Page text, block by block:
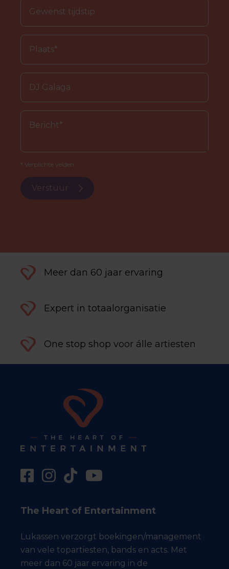
* Verplichte velden.
Verstuur
Meer dan 60 jaar ervaring
Expert in totaalorganisatie
One stop shop voor álle artiesten
The Heart of Entertainment
Lukassen verzorgt boekingen/management
van vele topartiesten, bands en acts. Met
meer dan 60 jaar ervaring in de